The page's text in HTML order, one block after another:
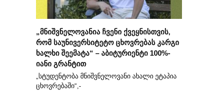
„მნიშვნელოვანია ჩვენი ქვეყნისთვის,
რომ საუნივერსიტეტო ცხოვრებას კარგი
ხალხი შეემატა“ – აბიტურიენტი 100%-
იანი გრანტით
„სტუდენტობა მნიშვნელოვანი ახალი ეტაპია
ცხოვრებაში“,-